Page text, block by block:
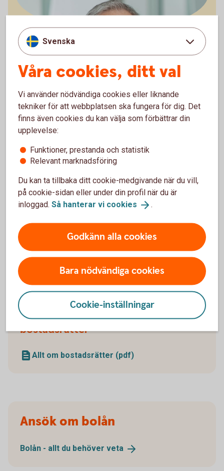
Arturo Arques
Privatekonom
För att se detta innehåll behöver du först
godkänna cookies för Funktioner, prestanda
och statistik.
Inställningar för cookies
Ladda ner checklistan
Checklista för bostadsköp(pdf)
Läs vår temarapport 'Allt om
bostadsrätter '
Allt om bostadsrätter (pdf)
Ansök om bolån
Bolån - allt du behöver veta
Svenska
Våra cookies, ditt val
Vi använder nödvändiga cookies eller liknande
tekniker för att webbplatsen ska fungera för dig. Det
finns även cookies du kan välja som förbättrar din
upplevelse:
Funktioner, prestanda och statistik
Relevant marknadsföring
Du kan ta tillbaka ditt cookie-medgivande när du vill,
på cookie-sidan eller under din profil när du är
inloggad. Så hanterar vi cookies .
Godkänn alla cookies
Bara nödvändiga cookies
Cookie-inställningar